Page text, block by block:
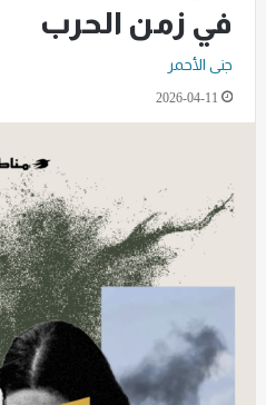
في زمن الحرب
جنى الأحمر
2026-04-11